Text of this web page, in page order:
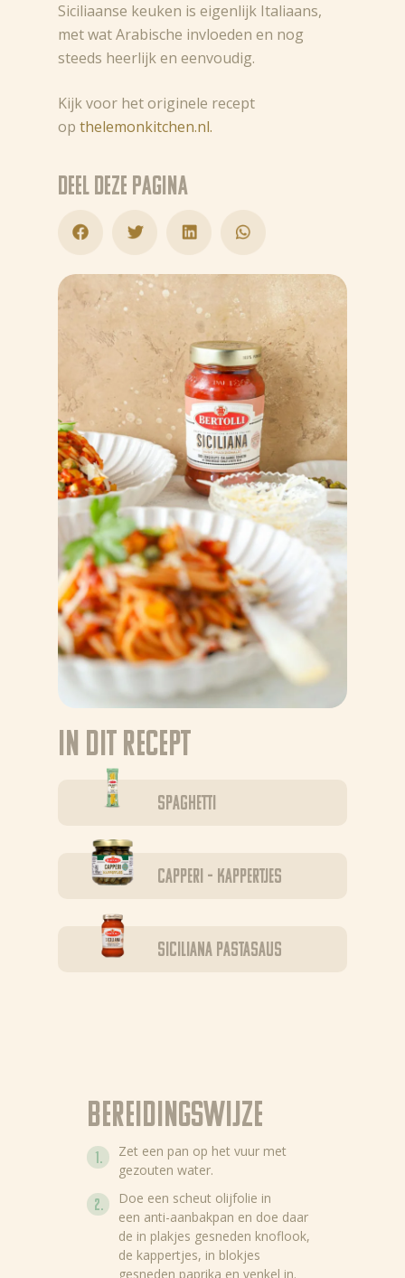
Siciliaanse keuken is eigenlijk Italiaans,
met wat Arabische invloeden en nog
steeds heerlijk en eenvoudig.
Kijk voor het originele recept
opthelemonkitchen.nl.
Deel deze pagina
In dit recept
Spaghetti
Capperi – kappertjes
Siciliana pastasaus
Bereidingswijze
Zet een pan op het vuur met
gezouten water.
Doe een scheut olijfolie in
een anti-aanbakpan en doe daar
de in plakjes gesneden knoflook,
de kappertjes, in blokjes
gesneden paprika en venkel in.
Nieuws